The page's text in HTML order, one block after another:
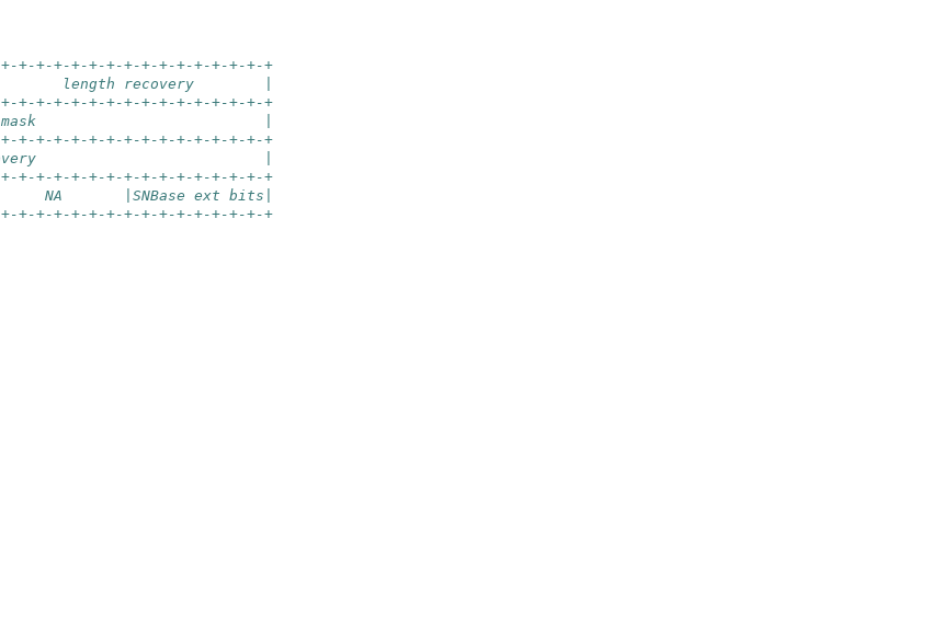
+-+-+-+-+-+-+-+-+-+-+-+-+-+-+
length recovery        |
+-+-+-+-+-+-+-+-+-+-+-+-+-+-+
|
+-+-+-+-+-+-+-+-+-+-+-+-+-+-+
|
+-+-+-+-+-+-+-+-+-+-+-+-+-+-+
NA       |SNBase ext bits|
+-+-+-+-+-+-+-+-+-+-+-+-+-+-+